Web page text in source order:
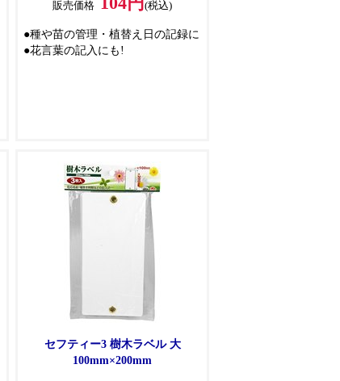
販売価格 (税込)
●種や苗の管理・植替え日の記録に
●花言葉の記入にも!
セフティー3 樹木ラベル 大
100mm×200mm